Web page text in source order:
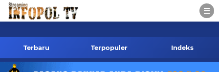
Redaksi- 085784424805 wa
Terbaru Terpopuler Indeks